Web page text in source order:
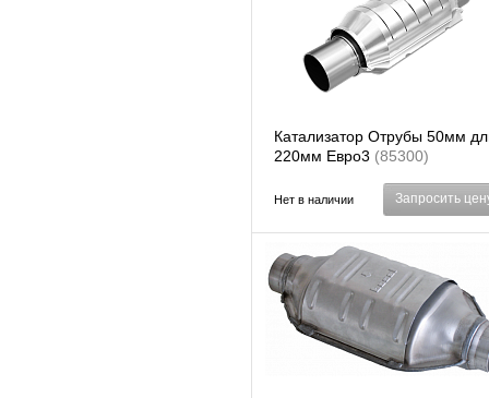
Катализатор Отрубы 50мм
220мм Евро3 (85300)
Нет в наличии Запросить